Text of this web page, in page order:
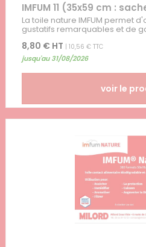
IMFUM 11 (35x59 cm :
La toile nature IMFUM permet
gustatifs remarquables et de
8,80 € HT | 10,56 € TTC
jusqu'au 31/08/2026
voir le